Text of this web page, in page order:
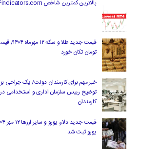
بالاترین کمترین شاخص MT4 – forexmt4indicators.com
تومان تکان خورد
خبر مهم برای کارمندان دولت/ یک جراحی
توضیح رییس سازمان اداری و استخدامی
کارمندان
یورو ثبت شد